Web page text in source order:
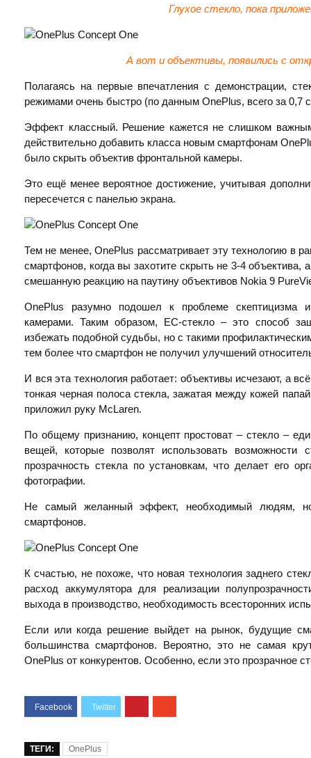
Глухое стекло, пока
А вот и объективы, появились с
Полагаясь на первые впечатления с демонстрации,
режимами очень быстро (по данным OnePlus, всего за 0,7
Эффект классный. Решение кажется не слишком
действительно добавить класса новым смартфонам
было скрыть объектив фронтальной камеры.
Это ещё менее вероятное достижение, учитывая
пересечется с панелью экрана.
Тем не менее, OnePlus рассматривает эту технологию в
смартфонов, когда вы захотите скрыть не 3-4
смешанную реакцию на паутину объективов Nokia 9
OnePlus разумно подошел к проблеме скептицизма
камерами. Таким образом, EC-стекло – это способ
избежать подобной судьбы, но с такими
тем более что смартфон не получил улучшений
И вся эта технология работает: объективы исчезают, а
тонкая черная полоса стекла, зажатая между кожей
приложил руку McLaren.
По общему признанию, концепт простоват – стекло –
вещей, которые позволят использовать
прозрачность стекла по установкам, что делает его
фотографии.
Не самый желанный эффект, необходимый людям,
смартфонов.
К счастью, не похоже, что новая технология заднего
расход аккумулятора для реализации
выхода в производство, необходимость всесторонних
Если или когда решение выйдет на рынок, будущие
большинства смартфонов. Вероятно, это не самая
OnePlus от конкурентов. Особенно, если это прозрачное
ТЕГИ: OnePlus